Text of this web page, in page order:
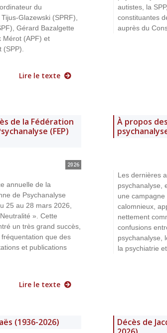
du
Glazewski (SPRF),
Gérard Bazalgette
Mérot (APF) et
Lire le texte
autistes, la
constituantes
auprès du
de la Fédération
(FEP)
2026
annuelle de la
de Psychanalyse
25 au 28 mars 2026,
». Cette
un très grand succès,
que des
et publications
Lire le texte
À propos
Les dernières
psychanalyse,
une
calomnieux,
nettement
confusions
psychanalyse,
la psychiatrie
(1936-2026)
Décès de